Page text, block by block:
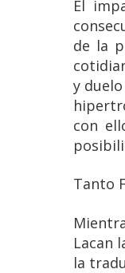
El
de la
y
con
Tanto
Lacan
la